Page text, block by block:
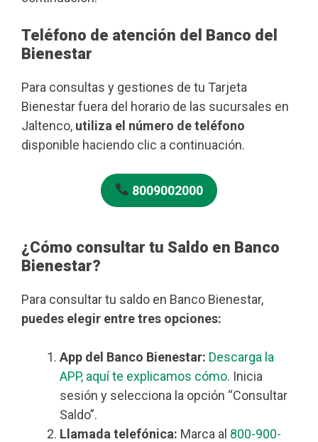
Teléfono de atención del Banco del
Bienestar
Para consultas y gestiones de tu Tarjeta
Bienestar fuera del horario de las sucursales en
Jaltenco, utiliza el número de teléfono
disponible haciendo clic a continuación.
8009002000
¿Cómo consultar tu Saldo en Banco
Bienestar?
Para consultar tu saldo en Banco Bienestar,
puedes elegir entre tres opciones:
App del Banco Bienestar: Descarga la
APP, aquí te explicamos cómo. Inicia
sesión y selecciona la opción “Consultar
Saldo”.
Llamada telefónica: Marca al 800-900-